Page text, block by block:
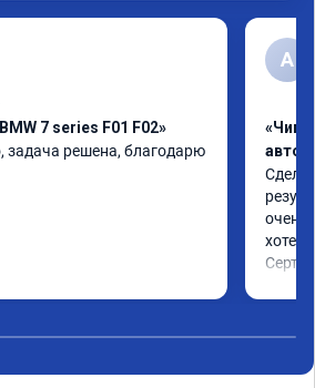
7 series F01 F02»
задача решена, благодарю
A
«Чип
очень
хотел.